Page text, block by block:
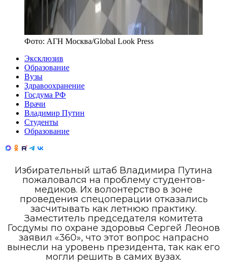
Фото: АГН Москва/Global Look Press
Эксклюзив
Образование
Вузы
Здравоохранение
Госдума РФ
Врачи
Владимир Путин
Студенты
Образование
Избирательный штаб Владимира Путина
пожаловался на проблему студентов-
медиков. Их волонтерство в зоне
проведения спецоперации отказались
засчитывать как летнюю практику.
Заместитель председателя комитета
Госдумы по охране здоровья Сергей Леонов
заявил «360», что этот вопрос напрасно
вынесли на уровень президента, так как его
могли решить в самих вузах.